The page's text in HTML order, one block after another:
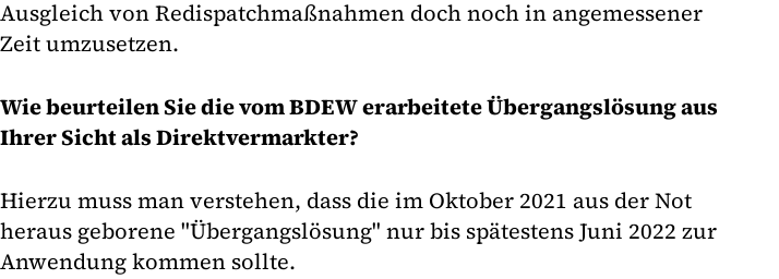
Ausgleich von Redispatchmaßnahmen doch noch in angemessener
Zeit umzusetzen.
Wie beurteilen Sie die vom BDEW erarbeitete Übergangslösung aus
Ihrer Sicht als Direktvermarkter?
Hierzu muss man verstehen, dass die im Oktober 2021 aus der Not
heraus geborene "Übergangslösung" nur bis spätestens Juni 2022 zur
Anwendung kommen sollte.